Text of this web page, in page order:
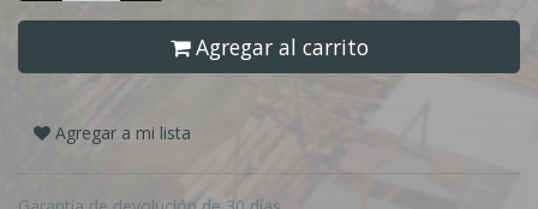
Agregar al carrito
Agregar a mi lista